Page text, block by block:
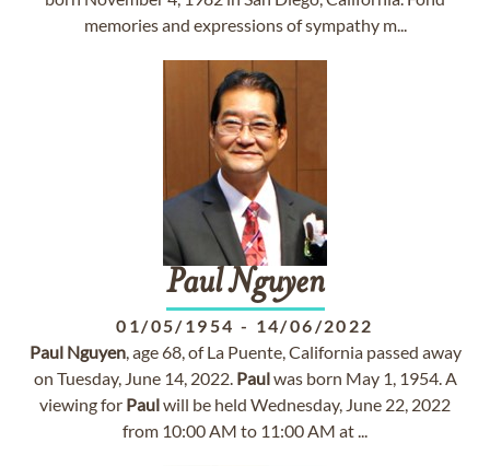
memories and expressions of sympathy m...
PaulNguyen
01/05/1954 - 14/06/2022
Paul Nguyen, age 68, of La Puente, California passed away
on Tuesday, June 14, 2022. Paulwas born May 1, 1954. A
viewing for Paulwill be held Wednesday, June 22, 2022
from 10:00 AM to 11:00 AM at ...